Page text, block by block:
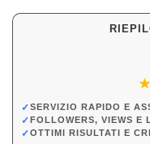
★
✓SERVIZIO RAPIDO E
✓FOLLOWERS, VIEWS E
✓OTTIMI RISULTATI E